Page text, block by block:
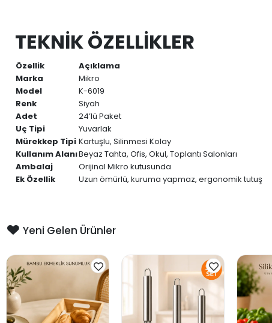
TEKNİK ÖZELLİKLER
Özellik
Açıklama
Marka
Mikro
Model
K-6019
Renk
Siyah
Adet
24’lü Paket
Uç Tipi
Yuvarlak
Mürekkep Tipi Kartuşlu, Silinmesi Kolay
Kullanım AlanıBeyaz Tahta, Ofis, Okul, Toplantı Salonları
Ambalaj
Orijinal Mikro kutusunda
Ek Özellik
Uzun ömürlü, kuruma yapmaz, ergonomik tutuş
Yeni Gelen Ürünler